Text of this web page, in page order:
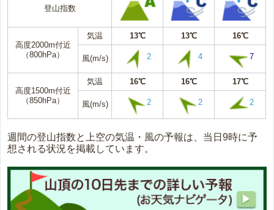
登山指数
高度2000m付近
（800hPa）
気温 13℃ 13℃ 16℃
風(m/s) 2 4 7
高度1500m付近
（850hPa）
気温 16℃ 16℃ 17℃
風(m/s) 2 2 2
週間の登山指数と上空の気温・風の予報は、当日9時に予
想される状況を掲載しています。